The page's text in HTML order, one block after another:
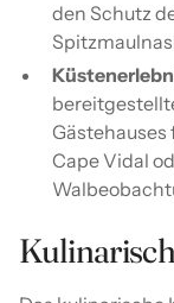
den Schutz
Cape Vidal